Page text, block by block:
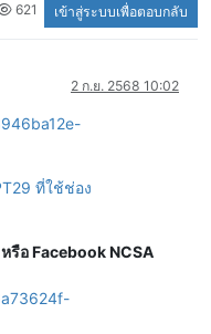
621 เข้าสู่ระบบเพื่อตอบกลับ
2 ก.ย. 2568 10:02
รือ Facebook NCSA